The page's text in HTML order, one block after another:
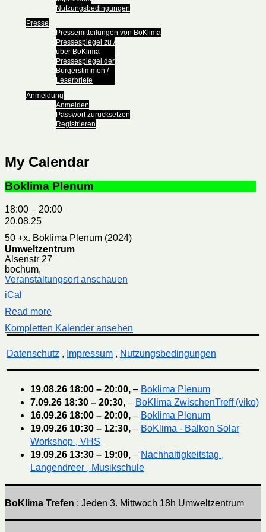
Nutzungsbedingungen
Presse
Pressemitteilungen von BoKlima
Pressespiegel zu /
über BoKlima
Pressespiegel der
Bürgerstimmen /
Leserbriefe
Anmeldung
Anmelden
Passwort zurücksetzen
Registrieren
My Calendar
Boklima Plenum
18:00 – 20:00
20.08.25
50 +x. Boklima Plenum (2024)
Umweltzentrum
Alsenstr 27
bochum,
Veranstaltungsort anschauen
iCal
Read more
Kompletten Kalender ansehen
Datenschutz , Impressum, Nutzungsbedingungen
19.08.26 18:00 – 20:00, – Boklima Plenum
7.09.26 18:30 – 20:30, – BoKlima ZwischenTreff (viko)
16.09.26 18:00 – 20:00, – Boklima Plenum
19.09.26 10:30 – 12:30, – BoKlima - Balkon Solar
Workshop , VHS
19.09.26 13:30 – 19:00, – Nachhaltigkeitstag ,
Langendreer , Musikschule
BoKlima Trefen : Jeden 3. Mittwoch 18h Umweltzentrum